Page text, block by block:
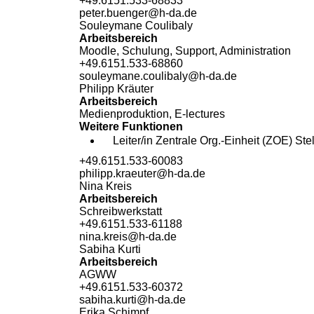
peter.buenger@h-da.de
Souleymane Coulibaly
Arbeitsbereich
Moodle, Schulung, Support, Administration
+49.6151.533-68860
souleymane.coulibaly@h-da.de
Philipp Kräuter
Arbeitsbereich
Medienproduktion, E-lectures
Weitere Funktionen
Leiter/in Zentrale Org.-Einheit (ZOE)
+49.6151.533-60083
philipp.kraeuter@h-da.de
Nina Kreis
Arbeitsbereich
Schreibwerkstatt
+49.6151.533-61188
nina.kreis@h-da.de
Sabiha Kurti
Arbeitsbereich
AGWW
+49.6151.533-60372
sabiha.kurti@h-da.de